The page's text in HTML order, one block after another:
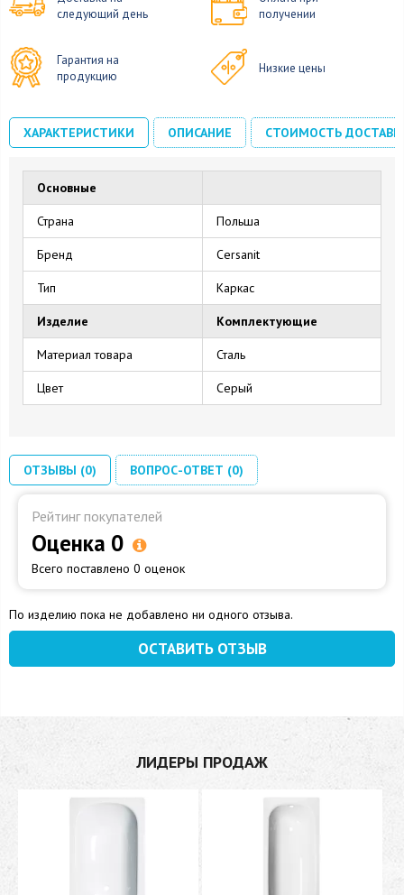
следующий день
получении
Гарантия на
продукцию
Низкие цены
ХАРАКТЕРИСТИКИ ОПИСАНИЕ СТОИМОСТЬ
Основные
Страна Польша
Бренд Cersanit
Тип Каркас
Изделие Комплектующие
Материал товара Сталь
Цвет Серый
ОТЗЫВЫ (0) ВОПРОС-ОТВЕТ (0)
Рейтинг покупателей
Оценка 0
Всего поставлено 0 оценок
По изделию пока не добавлено ни одного отзыва.
ОСТАВИТЬ ОТЗЫВ
ЛИДЕРЫ ПРОДАЖ